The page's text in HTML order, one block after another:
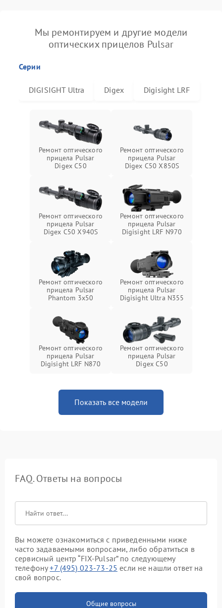
Мы ремонтируем и другие модели
оптических прицелов Pulsar
Серии
DIGISIGHT Ultra Digex Digisight LRF
Ремонт оптического
прицела Pulsar
Digex C50
Ремонт оптического
прицела Pulsar
Digex C50 X850S
Ремонт оптического
прицела Pulsar
Digex C50 X940S
Ремонт оптического
прицела Pulsar
Digisight LRF N970
Ремонт оптического
прицела Pulsar
Phantom 3x50
Ремонт оптического
прицела Pulsar
Digisight Ultra N355
Ремонт оптического
прицела Pulsar
Digisight LRF N870
Ремонт оптического
прицела Pulsar
Digex C50
Показать все модели
FAQ. Ответы на вопросы
Вы можете ознакомиться с приведенными ниже
часто задаваемыми вопросами, либо обратиться в
сервисный центр “FIX-Pulsar” по следующему
телефону+7 (495) 023-73-25 если не нашли ответ на
свой вопрос.
Общие вопросы